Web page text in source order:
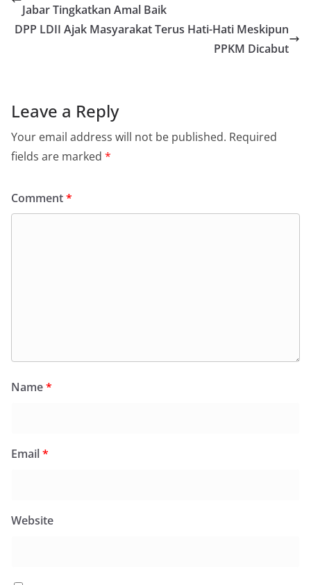
Jabar Tingkatkan Amal Baik
DPP LDII Ajak Masyarakat Terus Hati-Hati Meskipun
PPKM Dicabut
Leave a Reply
Your email address will not be published. Required
fields are marked *
Comment*
Name*
Email*
Website